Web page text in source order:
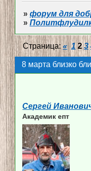
» форум для
»
8 марта близко
Страница: « 1 2 3
Сергей
Академик епт